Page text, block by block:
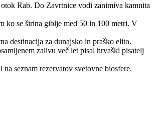
otok Rab. Do Zavrtnice vodi zanimiva kamnita
ko se širina giblje med 50 in 100 metri. V
destinacija za dunajsko in praško elito.
zalivu več let pisal hrvaški pisatelj
seznam rezervatov svetovne biosfere.